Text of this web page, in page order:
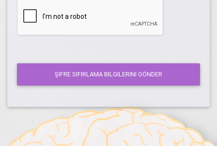
ŞIFRE SIFIRLAMA BILGILERINI GÖNDER